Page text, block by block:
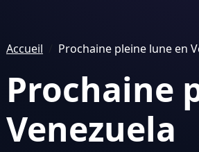
Accueil Prochaine pleine lune en
Prochaine
Venezuela